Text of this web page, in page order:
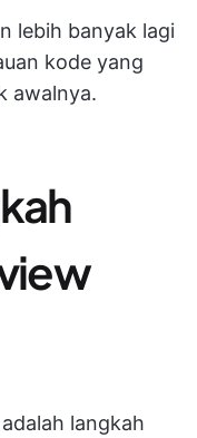
lebih banyak lagi
kode yang
awalnya.
langkah